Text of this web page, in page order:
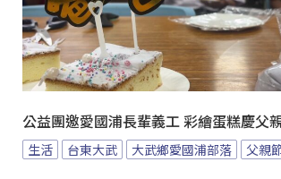
公益團邀愛國浦長輩義工 彩繪蛋糕慶父
生活 台東大武 大武鄉愛國浦部落 父親